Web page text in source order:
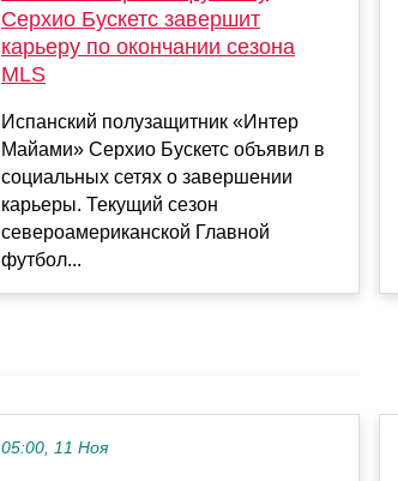
Серхио Бускетс завершит
карьеру по окончании сезона
MLS
Испанский полузащитник «Интер
Майами» Серхио Бускетс объявил в
социальных сетях о завершении
карьеры. Текущий сезон
североамериканской Главной
футбол...
05:00, 11 Ноя